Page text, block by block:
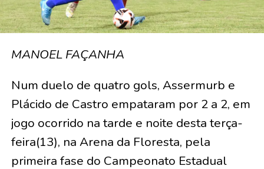
MANOEL FAÇANHA
Num duelo de quatro gols, Assermurb e
Plácido de Castro empataram por 2 a 2, em
jogo ocorrido na tarde e noite desta terça-
feira(13), na Arena da Floresta, pela
primeira fase do Campeonato Estadual